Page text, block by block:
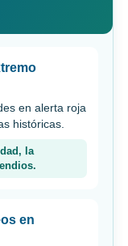
en alerta roja
históricas.
la
en